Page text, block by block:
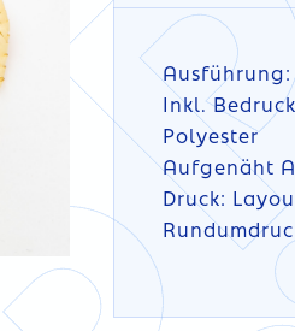
Inkl.
Polyester
Aufgenäht
Druck: